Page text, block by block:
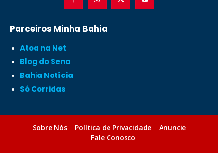
Parceiros Minha Bahia
Atoa na Net
Blog do Sena
Bahia Notícia
Só Corridas
Sobre Nós Política de Privacidade
Anuncie
Fale Conosco